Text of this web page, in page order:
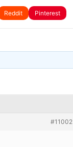
Reddit Pinterest
#11002